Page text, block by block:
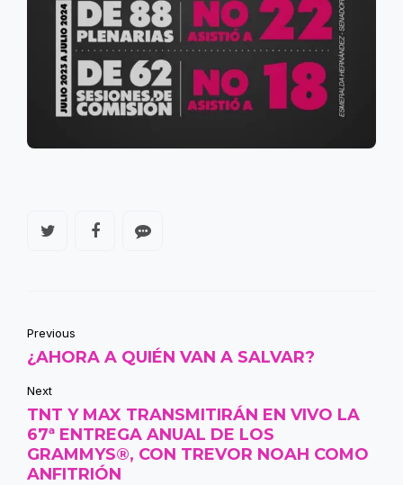
Previous
¿AHORA A QUIÉN VAN A SALVAR?
Next
TNT Y MAX TRANSMITIRÁN EN VIVO LA
67ª ENTREGA ANUAL DE LOS
GRAMMYS®, CON TREVOR NOAH COMO
ANFITRIÓN